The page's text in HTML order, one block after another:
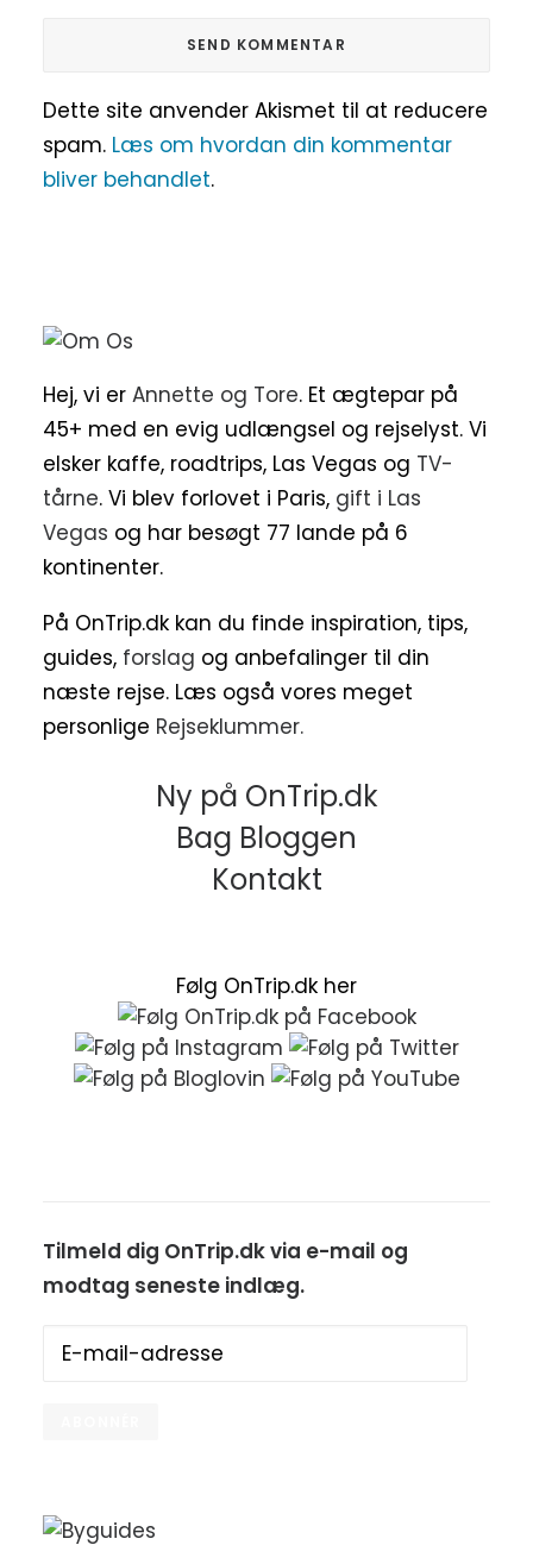
Dette site anvender Akismet til at reducere
spam. Læs om hvordan din kommentar
bliver behandlet.
Hej, vi er Annette og Tore. Et ægtepar på
45+ med en evig udlængsel og rejselyst. Vi
elsker kaffe, roadtrips, Las Vegas og TV-
tårne. Vi blev forlovet i Paris, gift i Las
Vegas og har besøgt 77 lande på 6
kontinenter.
På OnTrip.dk kan du finde inspiration, tips,
guides, forslag og anbefalinger til din
næste rejse. Læs også vores meget
personlige Rejseklummer.
Ny på OnTrip.dk
Bag Bloggen
Kontakt
Følg OnTrip.dk her
Tilmeld dig OnTrip.dk via e-mail og
modtag seneste indlæg.